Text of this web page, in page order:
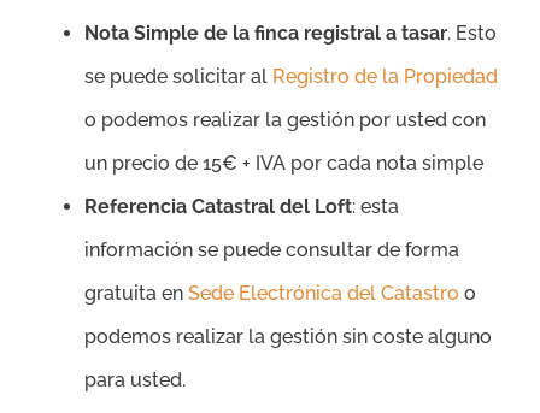
Nota Simple de la finca registral a tasar. Esto
se puede solicitar al Registro de la Propiedad
o podemos realizar la gestión por usted con
un precio de 15€ + IVA por cada nota simple
Referencia Catastral del Loft: esta
información se puede consultar de forma
gratuita en Sede Electrónica del Catastro o
podemos realizar la gestión sin coste alguno
para usted.